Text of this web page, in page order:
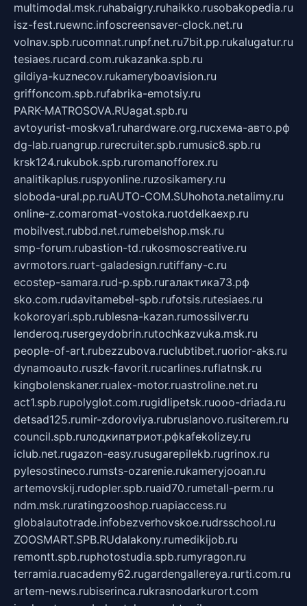
multimodal.msk.ruhabaigry.ruhaikko.rusobakopedia.ru
isz-fest.ruewnc.infoscreensaver-clock.net.ru
volnav.spb.rucomnat.runpf.net.ru7bit.pp.rukalugatur.ru
tesiaes.rucard.com.rukazanka.spb.ru
gildiya-kuznecov.rukameryboavision.ru
griffoncom.spb.rufabrika-emotsiy.ru
PARK-MATROSOVA.RUagat.spb.ru
avtoyurist-moskva1.ruhardware.org.ruсхема-авто.рф
dg-lab.ruangrup.rurecruiter.spb.rumusic8.spb.ru
krsk124.rukubok.spb.ruromanofforex.ru
analitikaplus.ruspyonline.ruzosikamery.ru
sloboda-ural.pp.ruAUTO-COM.SUhohota.netalimy.ru
online-z.comaromat-vostoka.ruotdelkaexp.ru
mobilvest.rubbd.net.rumebelshop.msk.ru
smp-forum.rubastion-td.rukosmoscreative.ru
avrmotors.ruart-galadesign.rutiffany-c.ru
ecostep-samara.rud-p.spb.ruгалактика73.рф
sko.com.rudavitamebel-spb.rufotsis.rutesiaes.ru
kokoroyari.spb.rublesna-kazan.rumossilver.ru
lenderoq.rusergeydobrin.rutochkazvuka.msk.ru
people-of-art.rubezzubova.ruclubtibet.ruorior-aks.ru
dynamoauto.ruszk-favorit.rucarlines.ruflatnsk.ru
kingbolenskaner.rualex-motor.ruastroline.net.ru
act1.spb.rupolyglot.com.rugidlipetsk.ruooo-driada.ru
detsad125.rumir-zdoroviya.rubruslanovo.rusiterem.ru
council.spb.ruлодкипатриот.рфkafekolizey.ru
iclub.net.rugazon-easy.rusugarepilekb.rugrinox.ru
pylesostineco.rumsts-ozarenie.rukameryjooan.ru
artemovskij.rudopler.spb.ruaid70.rumetall-perm.ru
ndm.msk.ruratingzooshop.ruapiaccess.ru
globalautotrade.infobezverhovskoe.rudrsschool.ru
ZOOSMART.SPB.RUdalakony.rumedikijob.ru
remontt.spb.ruphotostudia.spb.rumyragon.ru
terramia.ruacademy62.rugardengallereya.rurti.com.ru
artem-news.rubiserinca.rukrasnodarkurort.com